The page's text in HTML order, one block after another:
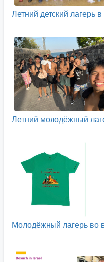
Летний детский лагерь
Летний молодёжный
Молодёжный лагерь во